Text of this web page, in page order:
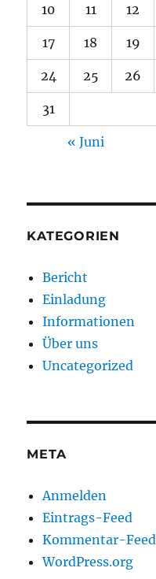
10 11 12
17 18 19
24 25 26
31
« Juni
KATEGORIEN
Bericht
Einladung
Informationen
Über uns
Uncategorized
META
Anmelden
Eintrags-Feed
Kommentar-Feed
WordPress.org